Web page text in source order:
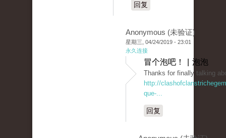
回复
Anonymous (未验证)
星期三, 04/24/2019 - 23:01
永久连接
冒个泡吧！ | 泡泡
Thanks for finally talking
http://
que-...
回复